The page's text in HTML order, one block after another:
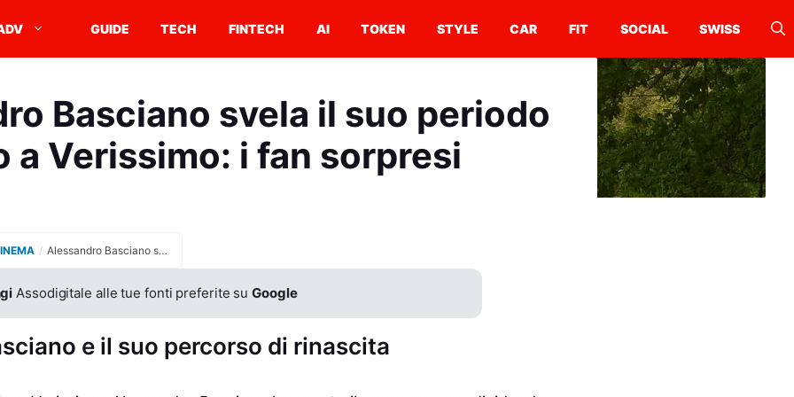
GUIDE TECH FINTECH AI TOKEN STYLE CAR FIT SOCIAL SWISS
Basciano svela il suo periodo
a Verissimo: i fan sorpresi
/ Alessandro Basciano svela il suo periodo buio a Verissimo: i fan sorpresi
Assodigitale alle tue fonti preferite suGoogle
e il suo percorso di rinascita